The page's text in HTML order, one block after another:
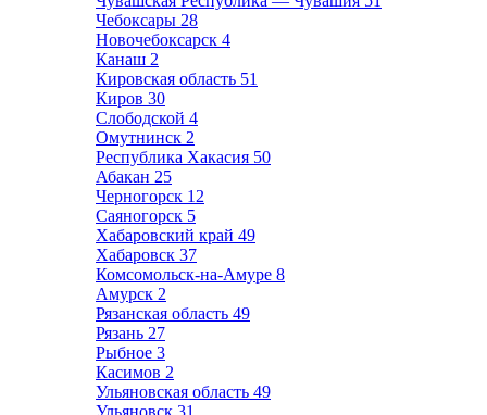
Чебоксары 28
Новочебоксарск 4
Канаш 2
Кировская область 51
Киров 30
Слободской 4
Омутнинск 2
Республика Хакасия 50
Абакан 25
Черногорск 12
Саяногорск 5
Хабаровский край 49
Хабаровск 37
Комсомольск-на-Амуре 8
Амурск 2
Рязанская область 49
Рязань 27
Рыбное 3
Касимов 2
Ульяновская область 49
Ульяновск 31